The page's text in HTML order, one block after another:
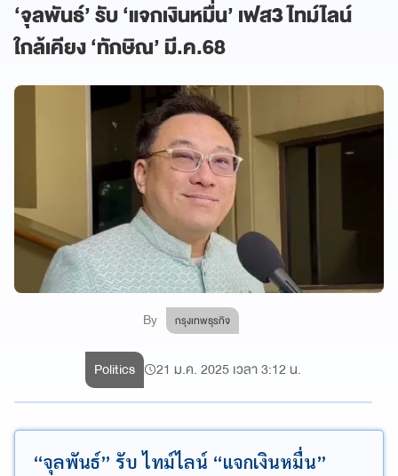
‘จุลพันธ์’ รับ ‘แจกเงินหมื่น’ เฟส3 ไทม์ไลน์
ใกล้เคียง ‘ทักษิณ’ มี.ค.68
By กรุงเทพธุรกิจ
Politics 21 ม.ค. 2025 เวลา 3:12 น.
“จุลพันธ์” รับ ไทม์ไลน์ “แจกเงินหมื่น”